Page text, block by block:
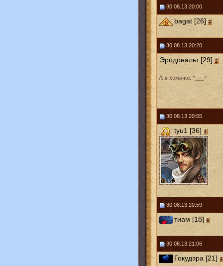
30.08.13 20:00
bagat [26]
30.08.13 20:20
Эродональт [29]
А я хомячок ^___^
30.08.13 20:55
tyu1 [36]
30.08.13 20:59
тиам [18]
30.08.13 21:06
Гокудэра [21]